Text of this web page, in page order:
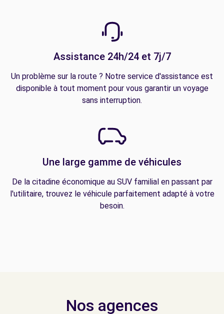
Assistance 24h/24 et 7j/7
Un problème sur la route ? Notre service d'assistance est
disponible à tout moment pour vous garantir un voyage
sans interruption.
Une large gamme de véhicules
De la citadine économique au SUV familial en passant par
l'utilitaire, trouvez le véhicule parfaitement adapté à votre
besoin.
Nos agences